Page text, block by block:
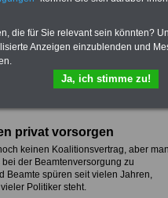
Hannoversche Leben
privat vorsorgen
keinen Koalitionsvertrag, aber man
der Beamtenversorgung zu
Beamte spüren seit vielen Jahren,
Politiker steht.
die für Sie relevant sein könnten?
Anzeigen einzublenden und
Ja, ich stimme zu!